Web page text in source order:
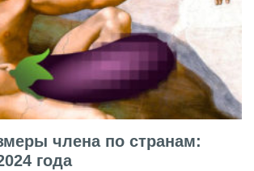
члена по странам:
года